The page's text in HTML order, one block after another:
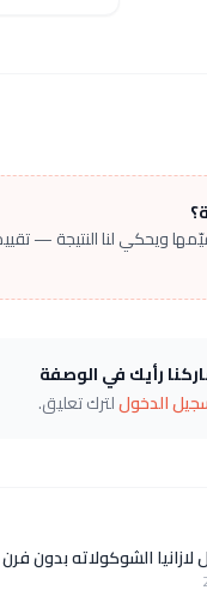
ويحكي لنا النتيجة —
رأيك في الوصفة
الدخوللترك تعليق.
الشوكولاته بدون فرن